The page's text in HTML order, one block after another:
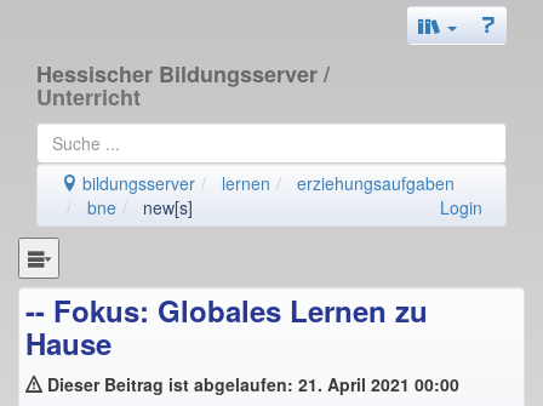
Hessischer Bildungsserver/
Unterricht
bildungsserver lernen
erziehungsaufgaben
bne
new[s] Login
-- Fokus: Globales Lernen zu
Hause
Dieser Beitrag ist abgelaufen: 21. April 2021 00:00